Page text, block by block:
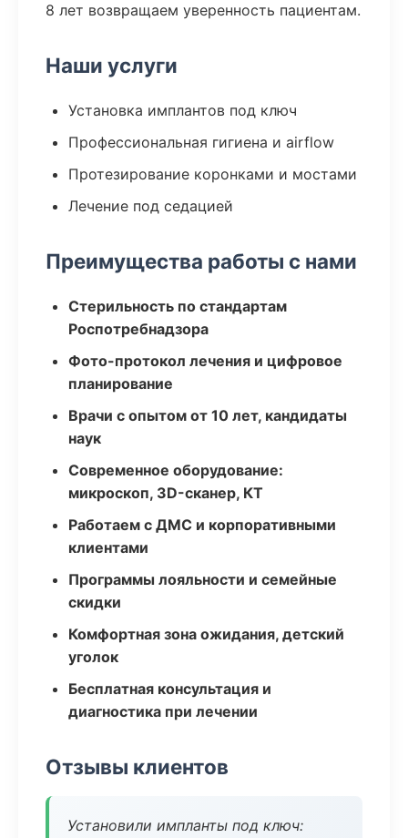
8 лет возвращаем уверенность пациентам.
Наши услуги
Установка имплантов под ключ
Профессиональная гигиена и airflow
Протезирование коронками и мостами
Лечение под седацией
Преимущества работы с нами
Стерильность по стандартам
Роспотребнадзора
Фото-протокол лечения и цифровое
планирование
Врачи с опытом от 10 лет, кандидаты
наук
Современное оборудование:
микроскоп, 3D-сканер, КТ
Работаем с ДМС и корпоративными
клиентами
Программы лояльности и семейные
скидки
Комфортная зона ожидания, детский
уголок
Бесплатная консультация и
диагностика при лечении
Отзывы клиентов
Установили импланты под ключ: